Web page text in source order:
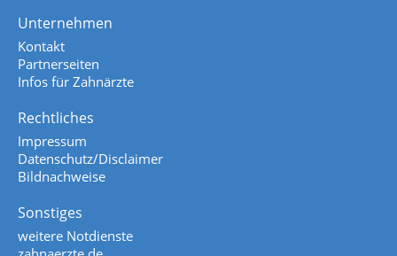
Unternehmen
Kontakt
Partnerseiten
Infos für Zahnärzte
Rechtliches
Impressum
Datenschutz/Disclaimer
Bildnachweise
Sonstiges
weitere Notdienste